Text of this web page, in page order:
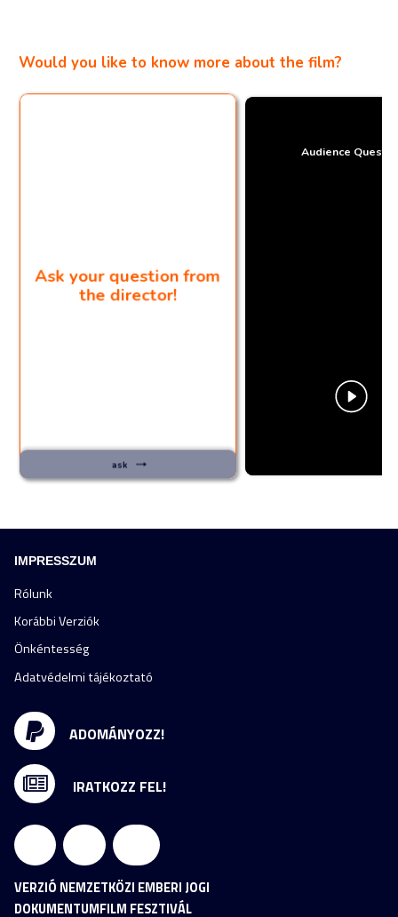
VERZIÓ NEMZETKÖZI EMBERI JOGI
DOKUMENTUMFILM FESZTIVÁL
ADOMÁNYOZZ!
IRATKOZZ FEL!
IMPRESSZUM
Rólunk
Korábbi Verziók
Önkéntesség
Adatvédelmi tájékoztató